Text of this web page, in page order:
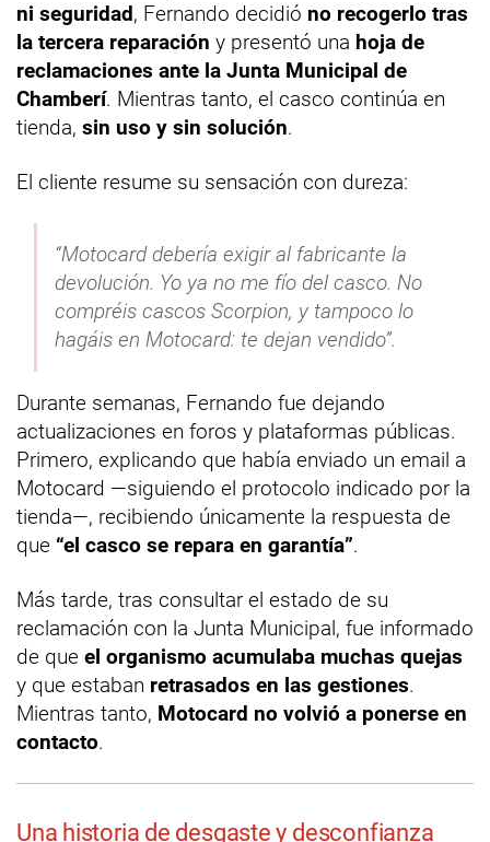
ni seguridad, Fernando decidió no recogerlo tras
la tercera reparación y presentó una hoja de
reclamaciones ante la Junta Municipal de
Chamberí. Mientras tanto, el casco continúa en
tienda, sin uso y sin solución.
El cliente resume su sensación con dureza:
“Motocard debería exigir al fabricante la
devolución. Yo ya no me fío del casco. No
compréis cascos Scorpion, y tampoco lo
hagáis en Motocard: te dejan vendido”.
Durante semanas, Fernando fue dejando
actualizaciones en foros y plataformas públicas.
Primero, explicando que había enviado un email a
Motocard —siguiendo el protocolo indicado por la
tienda—, recibiendo únicamente la respuesta de
que “el casco se repara en garantía”.
Más tarde, tras consultar el estado de su
reclamación con la Junta Municipal, fue informado
de que el organismo acumulaba muchas quejas
y que estaban retrasados en las gestiones.
Mientras tanto, Motocard no volvió a ponerse en
contacto.
Una historia de desgaste y desconfianza